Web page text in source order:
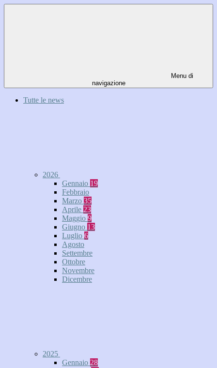
Menu di
navigazione
Tutte le news
2026
Gennaio 19
Febbraio
Marzo 35
Aprile 23
Maggio 9
Giugno 13
Luglio 6
Agosto
Settembre
Ottobre
Novembre
Dicembre
2025
Gennaio 28